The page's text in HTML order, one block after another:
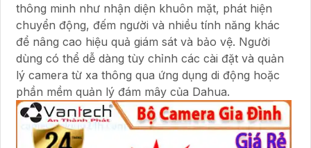
thông minh như nhận diện khuôn mặt, phát hiện
chuyển động, đếm người và nhiều tính năng khác
để nâng cao hiệu quả giám sát và bảo vệ. Người
dùng có thể dễ dàng tùy chỉnh các cài đặt và quản
lý camera từ xa thông qua ứng dụng di động hoặc
phần mềm quản lý đám mây của Dahua.